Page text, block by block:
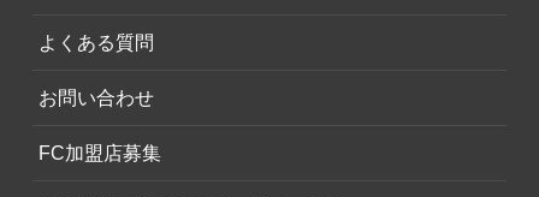
よくある質問
お問い合わせ
FC加盟店募集